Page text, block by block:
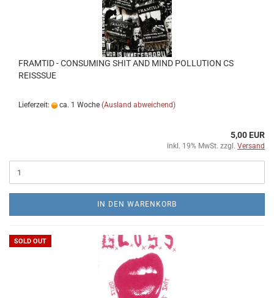
FRAMTID - CONSUMING SHIT AND MIND POLLUTION CS
REISSSUE
Lieferzeit: ca. 1 Woche (Ausland abweichend)
5,00 EUR
inkl. 19% MwSt. zzgl. Versand
IN DEN WARENKORB
SOLD OUT